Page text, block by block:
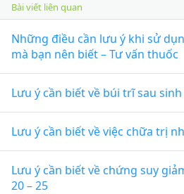
Bài viết liên quan
Những điều cần lưu ý khi sử
mà bạn nên biết – Tư vấn thuốc
Lưu ý cần biết về búi trĩ sau sinh
Lưu ý cần biết về việc chữa trị
Lưu ý cần biết về chứng suy
20 – 25